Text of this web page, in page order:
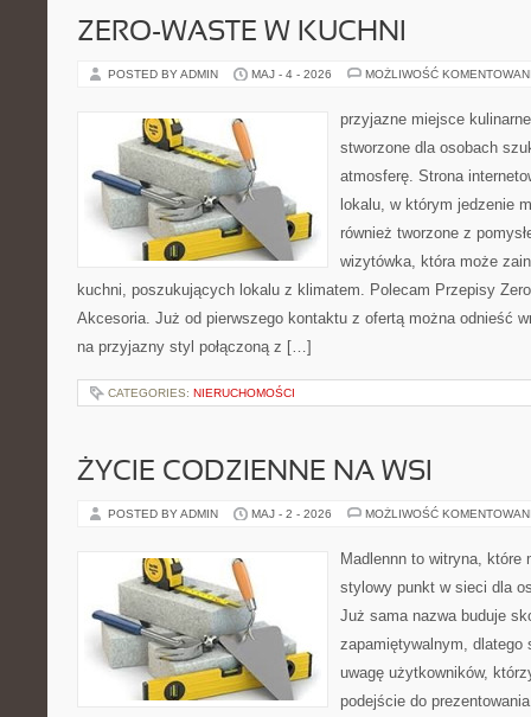
ZERO-WASTE W KUCHNI
POSTED BY ADMIN MAJ - 4 - 2026 MOŻLIWOŚĆ
przyjazne miejsce
stworzone dla osobach
atmosferę. Strona
lokalu, w którym jedzenie
również tworzone z
wizytówka, która może
kuchni, poszukujących lokalu z klimatem. Polecam Przepisy
Akcesoria. Już od pierwszego kontaktu z ofertą można odnieść
na przyjazny styl połączoną z […]
CATEGORIES: NIERUCHOMOŚCI
ŻYCIE CODZIENNE NA WSI
POSTED BY ADMIN MAJ - 2 - 2026 MOŻLIWOŚĆ
Madlennn to witryna, które
stylowy punkt w sieci dla
Już sama nazwa buduje
zapamiętywalnym, dlatego
uwagę użytkowników,
podejście do